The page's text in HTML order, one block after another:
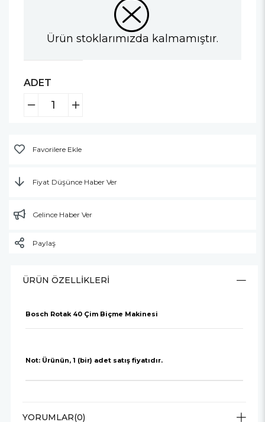
Ürün stoklarımızda kalmamıştır.
ADET
Favorilere Ekle
Fiyat Düşünce Haber Ver
Gelince Haber Ver
Paylaş
ÜRÜN ÖZELLIKLERI
Bosch Rotak 40 Çim Biçme Makinesi
Not: Ürünün, 1 (bir) adet satış fiyatıdır.
YORUMLAR(0)